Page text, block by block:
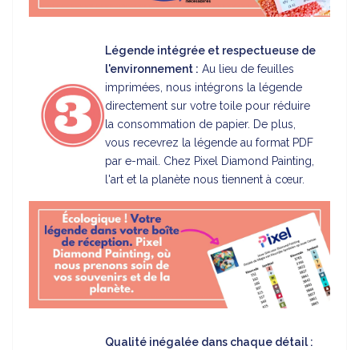
Légende intégrée et respectueuse de
l'environnement : Au lieu de feuilles
imprimées, nous intégrons la légende
directement sur votre toile pour réduire
la consommation de papier. De plus,
vous recevrez la légende au format PDF
par e-mail. Chez Pixel Diamond Painting,
l'art et la planète nous tiennent à cœur.
Qualité inégalée dans chaque détail :